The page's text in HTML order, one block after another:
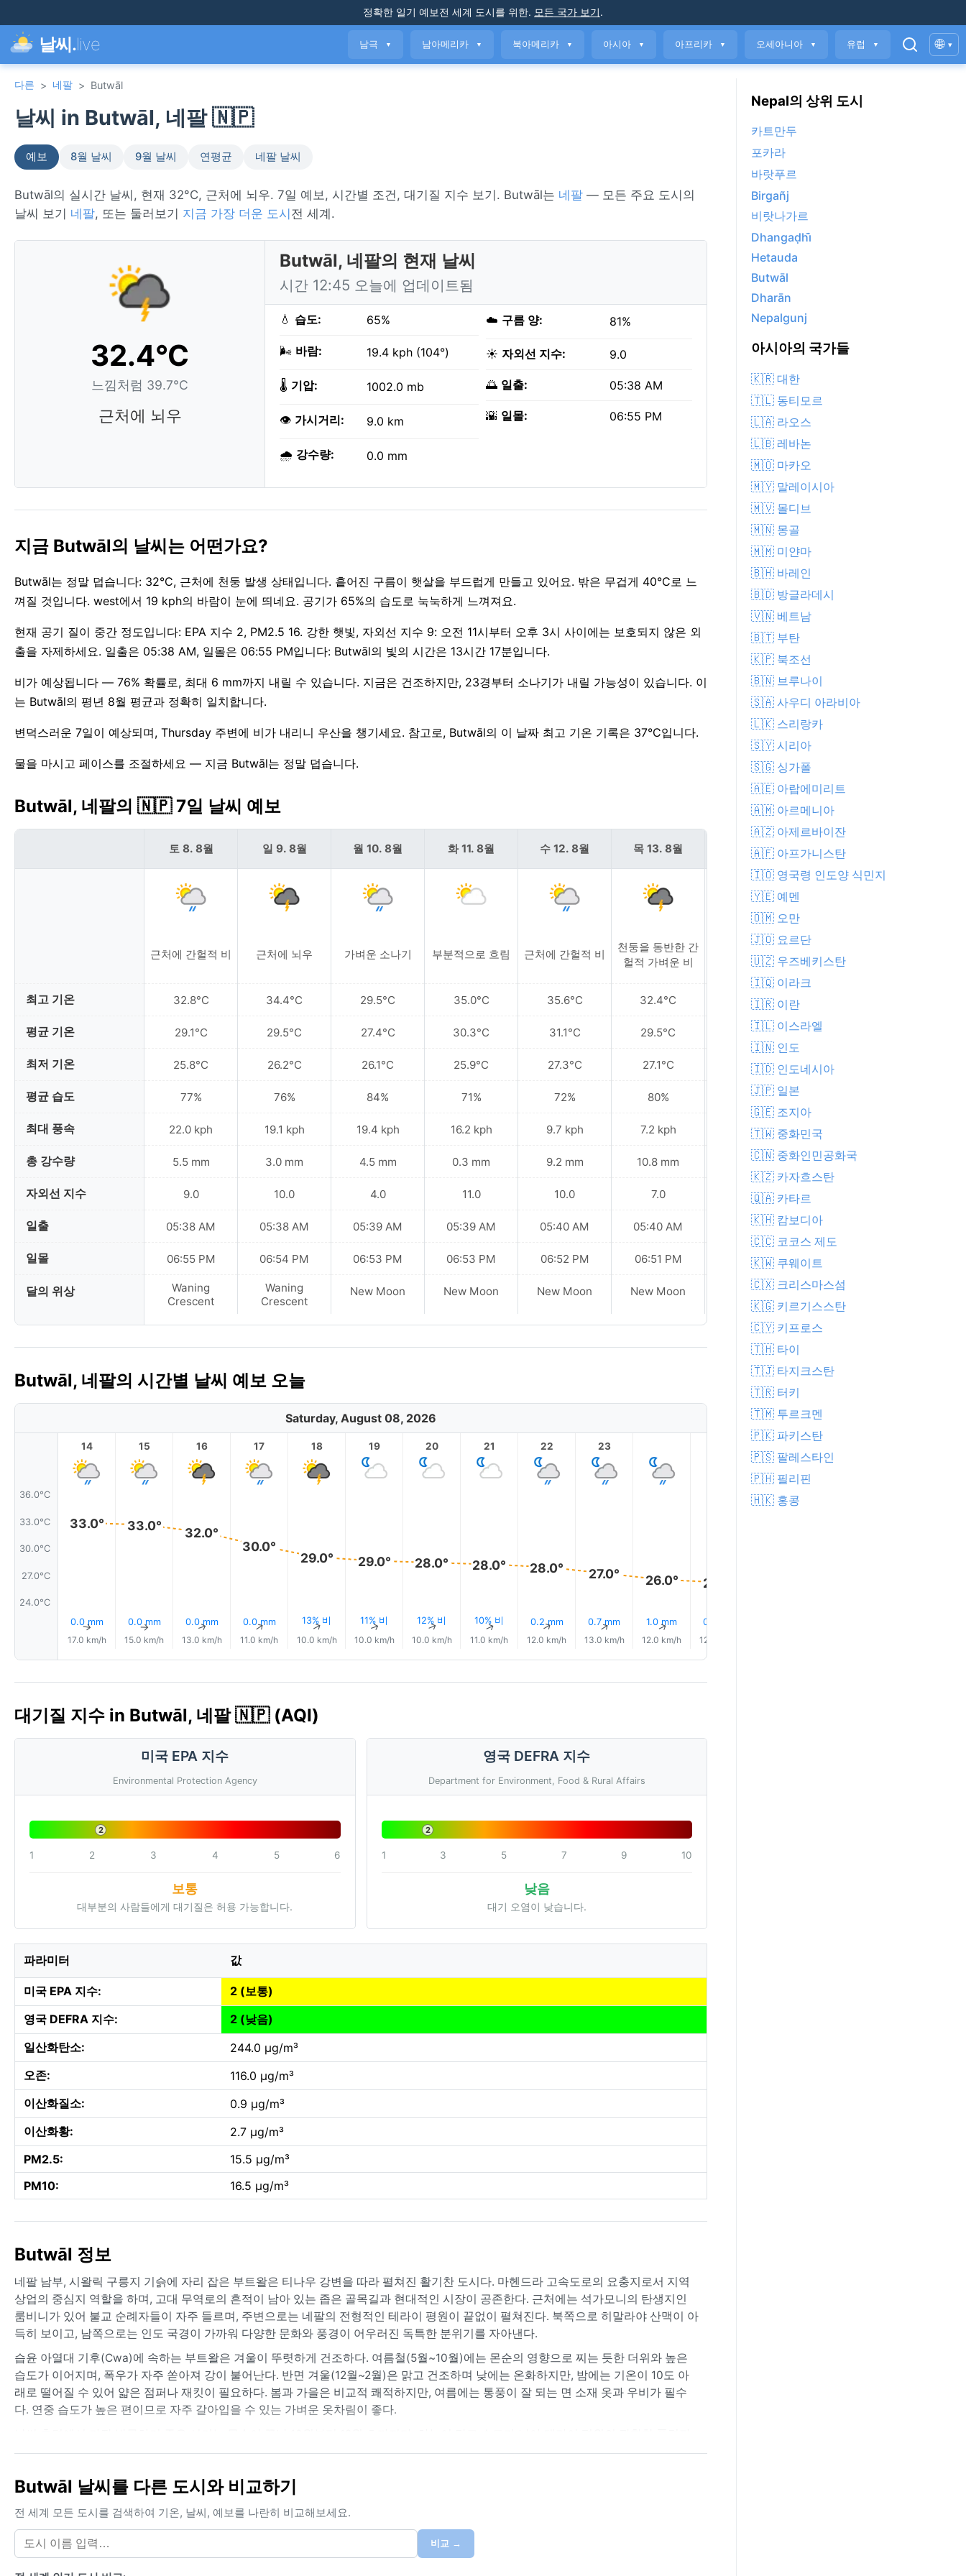
정확한 일기 예보전 세계 도시를 위한. 모든 국가 보기.
날씨.live 남극 ▼ 남아메리카 ▼ 북아메리카 ▼ 아시아 ▼ 아프리카 ▼ 오세아니아 ▼ 유럽 ▼ 🌐 ▾
다른 > 네팔 > Butwāl
날씨 in Butwāl, 네팔 🇳🇵
예보 8월 날씨 9월 날씨 연평균 네팔 날씨
Butwāl의 실시간 날씨, 현재 32°C, 근처에 뇌우. 7일 예보, 시간별 조건, 대기질 지수 보기. Butwāl는 네팔 — 모든 주요 도시의
날씨 보기 네팔, 또는 둘러보기 지금 가장 더운 도시 전 세계.
32.4°C
느낌처럼 39.7°C
근처에 뇌우
Butwāl, 네팔의 현재 날씨
시간 12:45 오늘에 업데이트됨
💧 습도: 65%
🌬️ 바람: 19.4 kph (104°)
🌡️ 기압: 1002.0 mb
👁️ 가시거리: 9.0 km
🌧️ 강수량: 0.0 mm
☁️ 구름 양: 81%
☀️ 자외선 지수: 9.0
🌅 일출: 05:38 AM
🌇 일몰: 06:55 PM
지금 Butwāl의 날씨는 어떤가요?
Butwāl는 정말 덥습니다: 32°C, 근처에 천둥 발생 상태입니다. 흩어진 구름이 햇살을 부드럽게 만들고 있어요. 밖은 무겁게 40°C로 느
껴질 것입니다. west에서 19 kph의 바람이 눈에 띄네요. 공기가 65%의 습도로 눅눅하게 느껴져요.
현재 공기 질이 중간 정도입니다: EPA 지수 2, PM2.5 16. 강한 햇빛, 자외선 지수 9: 오전 11시부터 오후 3시 사이에는 보호되지 않은 외
출을 자제하세요. 일출은 05:38 AM, 일몰은 06:55 PM입니다: Butwāl의 빛의 시간은 13시간 17분입니다.
비가 예상됩니다 — 76% 확률로, 최대 6 mm까지 내릴 수 있습니다. 지금은 건조하지만, 23경부터 소나기가 내릴 가능성이 있습니다. 이
는 Butwāl의 평년 8월 평균과 정확히 일치합니다.
변덕스러운 7일이 예상되며, Thursday 주변에 비가 내리니 우산을 챙기세요. 참고로, Butwāl의 이 날짜 최고 기온 기록은 37°C입니다.
물을 마시고 페이스를 조절하세요 — 지금 Butwāl는 정말 덥습니다.
Butwāl, 네팔의 🇳🇵 7일 날씨 예보
최고 기온
평균 기온
최저 기온
평균 습도
최대 풍속
총 강수량
자외선 지수
일출
일몰
달의 위상
토 8. 8월
근처에 간헐적 비
32.8°C
29.1°C
25.8°C
77%
22.0 kph
5.5 mm
9.0
05:38 AM
06:55 PM
Waning
Crescent
일 9. 8월
근처에 뇌우
34.4°C
29.5°C
26.2°C
76%
19.1 kph
3.0 mm
10.0
05:38 AM
06:54 PM
Waning
Crescent
월 10. 8월
가벼운 소나기
29.5°C
27.4°C
26.1°C
84%
19.4 kph
4.5 mm
4.0
05:39 AM
06:53 PM
New Moon
화 11. 8월
부분적으로 흐림
35.0°C
30.3°C
25.9°C
71%
16.2 kph
0.3 mm
11.0
05:39 AM
06:53 PM
New Moon
수 12. 8월
근처에 간헐적 비
35.6°C
31.1°C
27.3°C
72%
9.7 kph
9.2 mm
10.0
05:40 AM
06:52 PM
New Moon
목 13. 8월
천둥을 동반한 간
헐적 가벼운 비
32.4°C
29.5°C
27.1°C
80%
7.2 kph
10.8 mm
7.0
05:40 AM
06:51 PM
New Moon
금 14. 8월
흐린 날씨
30.0°C
28.4°C
27.3°C
86%
9.0 kph
9.6 mm
7.0
05:41 AM
06:50 PM
Waxing
Crescent
Butwāl, 네팔의 시간별 날씨 예보 오늘
Saturday, August 08, 2026
36.0°C
33.0°C
30.0°C
27.0°C
24.0°C
14
33.0°
0.0 mm
↑
17.0 km/h
15
33.0°
0.0 mm
↑
15.0 km/h
16
32.0°
0.0 mm
↑
13.0 km/h
17
30.0°
0.0 mm
↑
11.0 km/h
18
29.0°
13% 비
↑
10.0 km/h
19
29.0°
11% 비
↑
10.0 km/h
20
28.0°
12% 비
↑
10.0 km/h
21
28.0°
10% 비
↑
11.0 km/h
22
28.0°
0.2 mm
↑
12.0 km/h
23
27.0°
0.7 mm
↑
13.0 km/h
26.0°
1.0 mm
↑
12.0 km/h
26.0°
0.3 mm
12.0 km/h
대기질 지수 in Butwāl, 네팔 🇳🇵 (AQI)
미국 EPA 지수
Environmental Protection Agency
2
1 2 3 4 5 6
보통
대부분의 사람들에게 대기질은 허용 가능합니다.
영국 DEFRA 지수
Department for Environment, Food & Rural Affairs
2
1 3 5 7 9 10
낮음
대기 오염이 낮습니다.
파라미터 값
미국 EPA 지수:
2 (보통)
영국 DEFRA 지수:
2 (낮음)
일산화탄소:
244.0 µg/m³
오존:
116.0 µg/m³
이산화질소:
0.9 µg/m³
이산화황:
2.7 µg/m³
PM2.5:
15.5 µg/m³
PM10:
16.5 µg/m³
Butwāl 정보
네팔 남부, 시왈릭 구릉지 기슭에 자리 잡은 부트왈은 티나우 강변을 따라 펼쳐진 활기찬 도시다. 마헨드라 고속도로의 요충지로서 지역
상업의 중심지 역할을 하며, 고대 무역로의 흔적이 남아 있는 좁은 골목길과 현대적인 시장이 공존한다. 근처에는 석가모니의 탄생지인
룸비니가 있어 불교 순례자들이 자주 들르며, 주변으로는 네팔의 전형적인 테라이 평원이 끝없이 펼쳐진다. 북쪽으로 히말라야 산맥이 아
득히 보이고, 남쪽으로는 인도 국경이 가까워 다양한 문화와 풍경이 어우러진 독특한 분위기를 자아낸다.
습윤 아열대 기후(Cwa)에 속하는 부트왈은 겨울이 뚜렷하게 건조하다. 여름철(5월~10월)에는 몬순의 영향으로 찌는 듯한 더위와 높은
습도가 이어지며, 폭우가 자주 쏟아져 강이 불어난다. 반면 겨울(12월~2월)은 맑고 건조하며 낮에는 온화하지만, 밤에는 기온이 10도 아
래로 떨어질 수 있어 얇은 점퍼나 재킷이 필요하다. 봄과 가을은 비교적 쾌적하지만, 여름에는 통풍이 잘 되는 면 소재 옷과 우비가 필수
다. 연중 습도가 높은 편이므로 자주 갈아입을 수 있는 가벼운 옷차림이 좋다.
먼 히말라야의 설산을 조망하기에 이상적이다. 봄(3월~4월)도 따뜻하고 건조해 나들이에 적합하다. 주목할 만한 기상 현상으로는 겨울
수 있으며, 시왈릭 구릉지에서는 산사태 위험도 따르므로 여행 일정을 유연하게 계획하는 것이 좋다.
Butwāl 날씨를 다른 도시와 비교하기
전 세계 모든 도시를 검색하여 기온, 날씨, 예보를 나란히 비교해보세요.
비교 →
Nepal의 상위 도시
카트만두
포카라
바랏푸르
Birgañj
비랏나가르
Dhangaḍhi̇̄
Hetauda
Butwāl
Dharān
Nepalgunj
아시아의 국가들
🇰🇷 대한
🇹🇱 동티모르
🇱🇦 라오스
🇱🇧 레바논
🇲🇴 마카오
🇲🇾 말레이시아
🇲🇻 몰디브
🇲🇳 몽골
🇲🇲 미얀마
🇧🇭 바레인
🇧🇩 방글라데시
🇻🇳 베트남
🇧🇹 부탄
🇰🇵 북조선
🇧🇳 브루나이
🇸🇦 사우디 아라비아
🇱🇰 스리랑카
🇸🇾 시리아
🇸🇬 싱가폴
🇦🇪 아랍에미리트
🇦🇲 아르메니아
🇦🇿 아제르바이잔
🇦🇫 아프가니스탄
🇮🇴 영국령 인도양 식민지
🇾🇪 예멘
🇴🇲 오만
🇯🇴 요르단
🇺🇿 우즈베키스탄
🇮🇶 이라크
🇮🇷 이란
🇮🇱 이스라엘
🇮🇳 인도
🇮🇩 인도네시아
🇯🇵 일본
🇬🇪 조지아
🇹🇼 중화민국
🇨🇳 중화인민공화국
🇰🇿 카자흐스탄
🇶🇦 카타르
🇰🇭 캄보디아
🇨🇨 코코스 제도
🇰🇼 쿠웨이트
🇨🇽 크리스마스섬
🇰🇬 키르기스스탄
🇨🇾 키프로스
🇹🇭 타이
🇹🇯 타지크스탄
🇹🇷 터키
🇹🇲 투르크멘
🇵🇰 파키스탄
🇵🇸 팔레스타인
🇵🇭 필리핀
🇭🇰 홍콩